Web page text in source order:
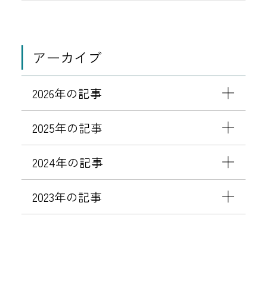
アーカイブ
2026年の記事
2025年の記事
2024年の記事
2023年の記事